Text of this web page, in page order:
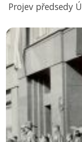
Projev předsedy